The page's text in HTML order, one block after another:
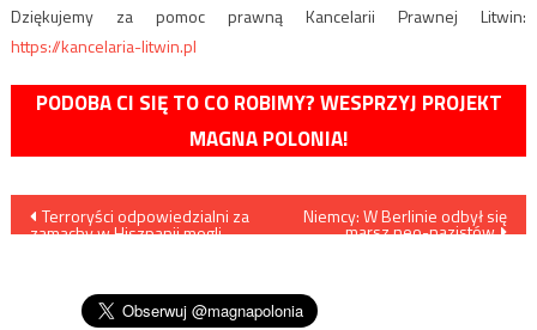
Dziękujemy za pomoc prawną Kancelarii Prawnej Litwin:
https://kancelaria-litwin.pl
PODOBA CI SIĘ TO CO ROBIMY? WESPRZYJ PROJEKT
MAGNA POLONIA!
Nawigacja
Terroryści odpowiedzialni za
zamachy w Hiszpanii mogli
Niemcy: W Berlinie odbył się
marsz neo-nazistów